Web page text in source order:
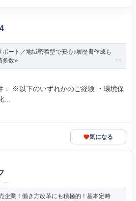
ート／地域密着型で安心♪履歴書作成も
数⭐️
： ※以下のいずれかのご経験 ・環境保
気になる
ー
企業！働き方改革にも積極的！基本定時